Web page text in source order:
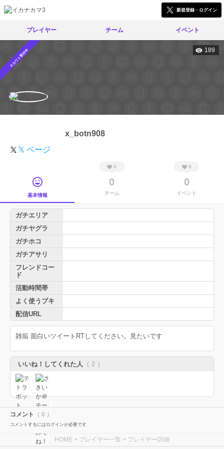
新規登録・ログイン
プレイヤー チーム イベント
スカウト受付中 189
x_botn908
𝕏 ページ
基本情報
0
0
チーム
0
0
イベント
ガチエリア
ガチヤグラ
ガチホコ
ガチアサリ
フレンドコー
ド
活動時間帯
よく使うブキ
配信URL
雑垢 面白いツイートRTしてください。見たいです
いいね！してくれた人 （ 2 ）
コメント （ 0 ）
コメントするにはログインが必要です
HOME > プレイヤー一覧 > プレイヤー詳細